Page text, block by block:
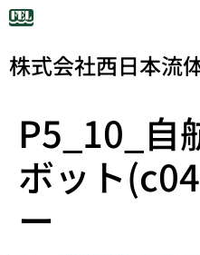
株式会社西日本流
P5_10_自
ボット
ー